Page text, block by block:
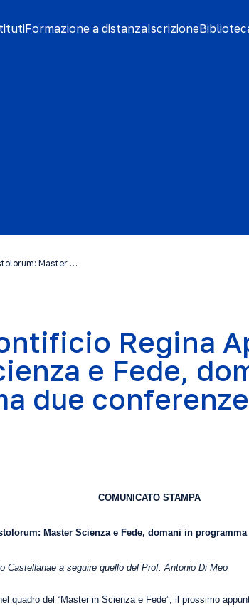
Formazione a distanzaIscrizione
Master …
Regina
e Fede,
due conferenze
COMUNICATO STAMPA
Master Scienza e Fede, domani in
Castellanae a seguire quello del Prof. Antonio Di Meo
quadro del “Master in Scienza e Fede”, il prossimo